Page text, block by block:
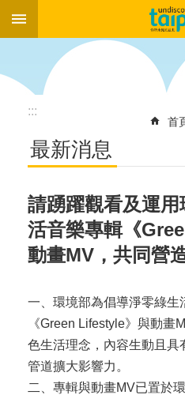
跳到主要內容區塊
:::
首
最新消息
請踴躍觀看及運
活音樂專輯《
動畫MV，共同營
一、環境部為倡導淨零綠生
《Green Lifestyle》與動畫
色生活理念，內容生動且具
管道擴大影響力。
二、專輯與動畫MV已置於